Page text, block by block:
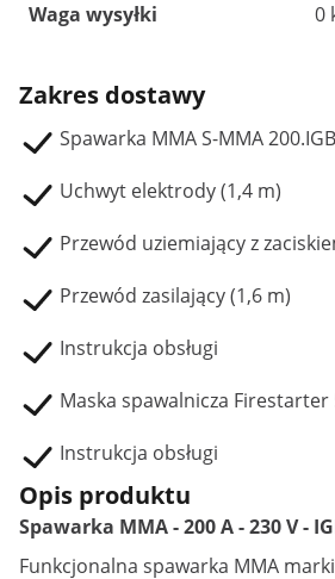
Waga wysyłki
0
Zakres dostawy
Spawarka MMA S-MMA
Uchwyt elektrody (1,4 m)
Przewód uziemiający z
Przewód zasilający (1,6 m)
Instrukcja obsługi
Maska spawalnicza Firestarter
Instrukcja obsługi
Opis produktu
Spawarka MMA - 200 A - 230 V -
Funkcjonalna spawarka MMA